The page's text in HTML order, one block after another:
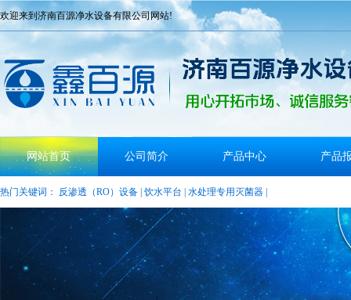
欢迎来到济南百源净水设备有限公司网站!
网站首页 公司简介 产品中心 产品
热门关键词： 反渗透（RO）设备 饮水平台 水处理专用灭菌器